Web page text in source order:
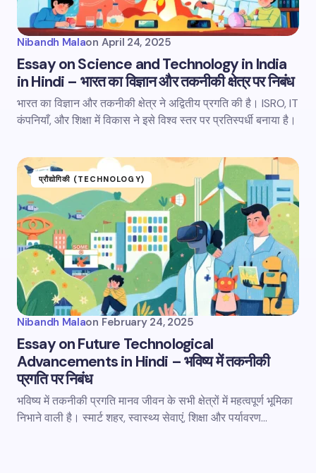
Nibandh Malaon April 24, 2025
Essay on Science and Technology in India
in Hindi – भारत का विज्ञान और तकनीकी क्षेत्र पर निबंध
भारत का विज्ञान और तकनीकी क्षेत्र ने अद्वितीय प्रगति की है। ISRO, IT
कंपनियाँ, और शिक्षा में विकास ने इसे विश्व स्तर पर प्रतिस्पर्धी बनाया है।
प्रौद्योगिकी (TECHNOLOGY)
Nibandh Malaon February 24, 2025
Essay on Future Technological
Advancements in Hindi – भविष्य में तकनीकी
प्रगति पर निबंध
भविष्य में तकनीकी प्रगति मानव जीवन के सभी क्षेत्रों में महत्वपूर्ण भूमिका
निभाने वाली है। स्मार्ट शहर, स्वास्थ्य सेवाएं, शिक्षा और पर्यावरण…